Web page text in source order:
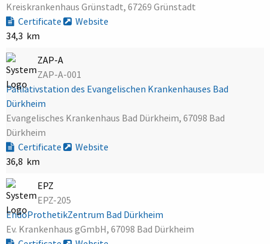
Kreiskrankenhaus Grünstadt, 67269 Grünstadt
Certificate
Website
34,3 km
ZAP-A
ZAP-A-001
Palliativstation des Evangelischen Krankenhauses Bad
Dürkheim
Evangelisches Krankenhaus Bad Dürkheim, 67098 Bad
Dürkheim
Certificate
Website
36,8 km
EPZ
EPZ-205
EndoProthetikZentrum Bad Dürkheim
Ev. Krankenhaus gGmbH, 67098 Bad Dürkheim